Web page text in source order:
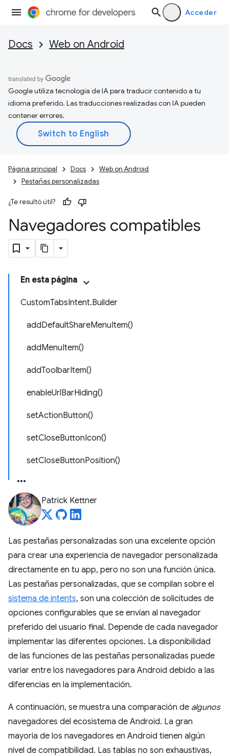
Acceder
Docs Web on Android
Google utiliza tecnología de IA para traducir contenido a tu
idioma preferido. Las traducciones realizadas con IA pueden
contener errores.
Página principal Docs
Web on Android
Pestañas personalizadas
¿Te resultó útil?
Navegadores compatibles
En esta página
CustomTabsIntent.Builder
addDefaultShareMenuItem()
addMenuItem()
addToolbarItem()
enableUrlBarHiding()
setActionButton()
setCloseButtonIcon()
setCloseButtonPosition()
Patrick Kettner
Las pestañas personalizadas son una excelente opción
para crear una experiencia de navegador personalizada
directamente en tu app, pero no son una función única.
Las pestañas personalizadas, que se compilan sobre el
sistema de intents, son una colección de solicitudes de
opciones configurables que se envían al navegador
preferido del usuario final. Depende de cada navegador
implementar las diferentes opciones. La disponibilidad
de las funciones de las pestañas personalizadas puede
variar entre los navegadores para Android debido a las
diferencias en la implementación.
A continuación, se muestra una comparación de algunos
navegadores del ecosistema de Android. La gran
mayoría de los navegadores en Android tienen algún
nivel de compatibilidad. Las tablas no son exhaustivas,